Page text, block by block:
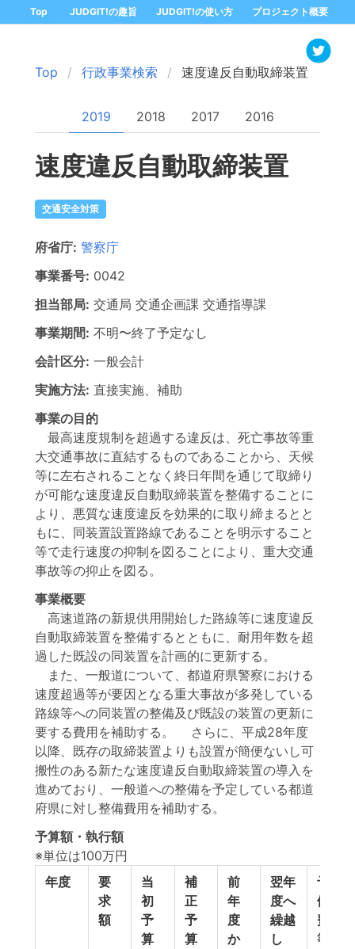
Top JUDGIT!の趣旨 JUDGIT!の使い方 プロジェクト概要
Top 行政事業検索 速度違反自動取締装置
2019 2018 2017 2016
速度違反自動取締装置
交通安全対策
府省庁: 警察庁
事業番号: 0042
担当部局: 交通局 交通企画課 交通指導課
事業期間: 不明〜終了予定なし
会計区分: 一般会計
実施方法: 直接実施、補助
事業の目的
最高速度規制を超過する違反は、死亡事故等重
大交通事故に直結するものであることから、天候
等に左右されることなく終日年間を通じて取締り
が可能な速度違反自動取締装置を整備することに
より、悪質な速度違反を効果的に取り締まるとと
もに、同装置設置路線であることを明示すること
等で走行速度の抑制を図ることにより、重大交通
事故等の抑止を図る。
事業概要
高速道路の新規供用開始した路線等に速度違反
自動取締装置を整備するとともに、耐用年数を超
過した既設の同装置を計画的に更新する。
また、一般道について、都道府県警察における
速度超過等が要因となる重大事故が多発している
路線等への同装置の整備及び既設の装置の更新に
要する費用を補助する。 さらに、平成28年度
以降、既存の取締装置よりも設置が簡便ないし可
搬性のある新たな速度違反自動取締装置の導入を
進めており、一般道への整備を予定している都道
府県に対し整備費用を補助する。
予算額・執行額
※単位は100万円
年度
要
求
額
当
初
予
算
補
正
予
算
前
年
度
か
翌年
度へ
繰越
し
予
備
費
等